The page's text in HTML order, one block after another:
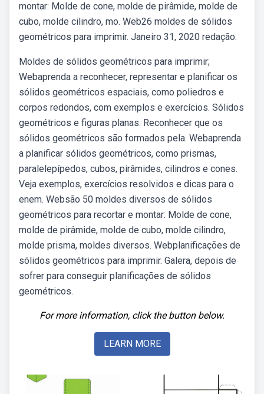
montar: Molde de cone, molde de pirâmide, molde de
cubo, molde cilindro, mo. Web26 moldes de sólidos
geométricos para imprimir. Janeiro 31, 2020 redação.
Moldes de sólidos geométricos para imprimir;
Webaprenda a reconhecer, representar e planificar os
sólidos geométricos espaciais, como poliedros e
corpos redondos, com exemplos e exercícios. Sólidos
geométricos e figuras planas. Reconhecer que os
sólidos geométricos são formados pela. Webaprenda
a planificar sólidos geométricos, como prismas,
paralelepípedos, cubos, pirâmides, cilindros e cones.
Veja exemplos, exercícios resolvidos e dicas para o
enem. Websão 50 moldes diversos de sólidos
geométricos para recortar e montar: Molde de cone,
molde de pirâmide, molde de cubo, molde cilindro,
molde prisma, moldes diversos. Webplanificações de
sólidos geométricos para imprimir. Galera, depois de
sofrer para conseguir planificações de sólidos
geométricos.
For more information, click the button below.
LEARN MORE